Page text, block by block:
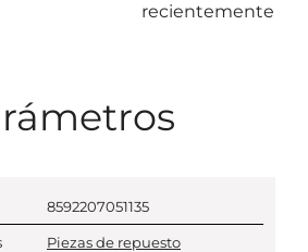
recientemente
8592207051135
Piezas de repuesto